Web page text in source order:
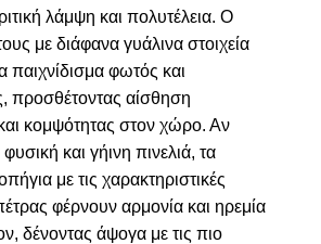
λάμψη και πολυτέλεια. Ο
με διάφανα γυάλινα στοιχεία
παιχνίδισμα φωτός και
προσθέτοντας αίσθηση
κομψότητας στον χώρο. Αν
και γήινη πινελιά, τα
με τις χαρακτηριστικές
φέρνουν αρμονία και ηρεμία
δένοντας άψογα με τις πιο